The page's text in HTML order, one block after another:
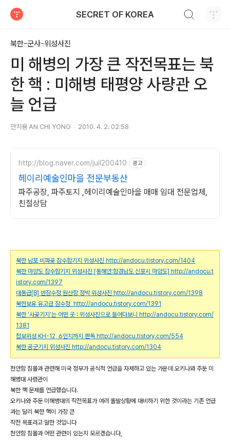
SECRET OF KOREA
북한-군사-위성사진
미 해병의 가장 큰 작전목표는 북
한 핵 : 미해병 태평양 사량관 오
늘 언급
안치용 AN CHI YONG 2010. 4. 2. 02:58
http://blog.naver.com/juil200410 광고
헤이리예술인마을 전문부동산
파주공장, 파주토지 ,헤이리예술인마을 매매 임대 전문업체,
친절상담
북한 남포 비파곶 잠수함기지 위성사진 http://andocu.tistory.com/1404
북한 마양도 잠수함기지 위성사진 [동해안:함경남도 신포시 마양도] http://andocu.t
istory.com/1397
대동급[B] 반잠수정 원산항 정박 위성사진 http://andocu.tistory.com/1398
북한보유 유고급 잠수정 http://andocu.tistory.com/1391
북한 '사곶기지'는 어떤 곳 : 위성사진으로 들여다보니 http://andocu.tistory.com/
1381
첩보위성 KH-12, 6인치까지 판독 http://andocu.tistory.com/554
북한 공군기지 위성사진 http://andocu.tistory.com/1304
천안함 침몰과 관련해 미국 정부가 공식적 언급을 자제하고 있는 가운데 오키나와 주둔 미
해병대 사령관이
북한 핵 문제를 언급했습니다.
오키나와 주둔 미해병대의 작전목표가 여러 돌발상황에 대비하기 위한 것이라는 기존 언급
과는 달리 북한 핵이 가장 큰
작전 목표라고 말한 것입니다
천안함 침몰과 어떤 관련이 있는지 모르겠습니다,